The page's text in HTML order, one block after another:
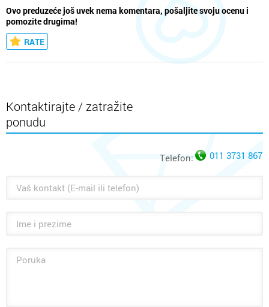
Ovo preduzeće još uvek nema komentara, pošaljite svoju ocenu i
pomozite drugima!
RATE
Kontaktirajte / zatražite
ponudu
Telefon: 011 3731 867